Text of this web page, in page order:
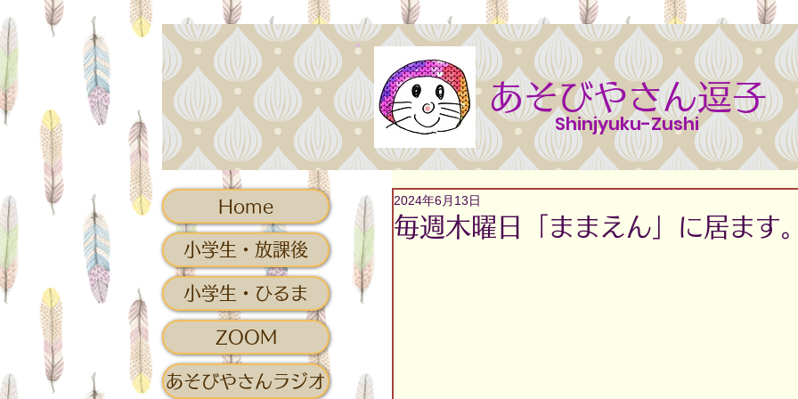
あそびやさん逗子
Shinjyuku-Zushi
Home
小学生・放課後
小学生・ひるま
ZOOM
あそびやさんラジオ
毎週木曜日「ままえん」に居ます
2024年6月13日